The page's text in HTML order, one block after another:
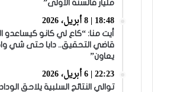
مليار فالسنة الأولى”
18:48 | 8 أبريل، 2026
أيت منا: “كاع لي كانو كيساعدو
قاضي التحقيق.. دابا حتى شي
يعاون”
22:23 | 6 أبريل، 2026
توالي النتائج السلبية يلاحق